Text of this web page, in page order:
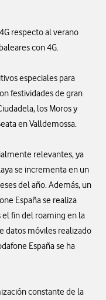
respecto al verano
con 4G.
especiales para
festividades de gran
los Moros y
en Valldemossa.
relevantes, ya
se incrementa en un
del año. Además, un
España se realiza
el fin del roaming en la
datos móviles realizado
España se ha
constante de la